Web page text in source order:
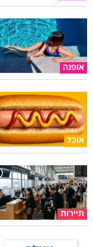
אופנה
אוכל
תיירות